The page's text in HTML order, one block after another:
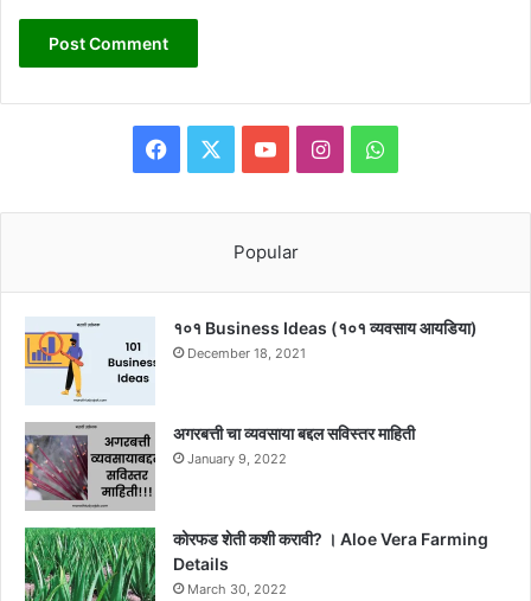
Facebook YouTubeInstagramWhatsApp
Popular
१०१ Business Ideas (१०१ व्यवसाय आयडिया)
December 18, 2021
अगरबत्ती चा व्यवसाया बद्दल सविस्तर माहिती
January 9, 2022
कोरफड शेती कशी करावी? । Aloe Vera Farming
Details
March 30, 2022